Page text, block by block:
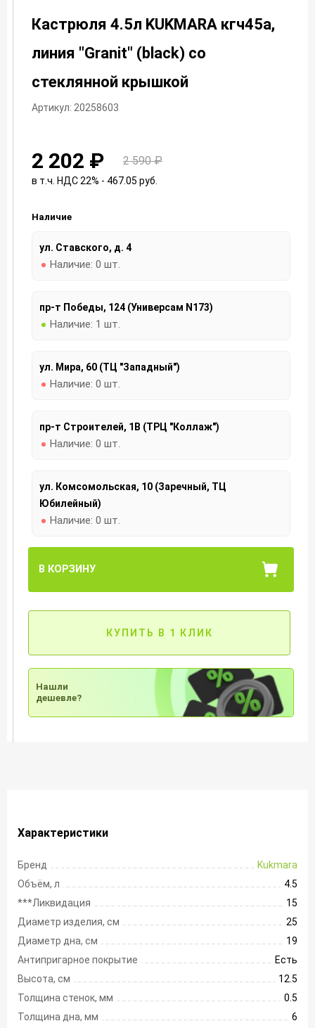
Кастрюля 4.5л KUKMARA кгч45а,
линия "Granit" (black) со
стеклянной крышкой
Артикул: 20258603
2 202 ₽ 2 590 ₽
в т.ч. НДС 22% - 467.05 руб.
Наличие
ул. Ставского, д. 4
Наличие: 0 шт.
пр-т Победы, 124 (Универсам N173)
Наличие: 1 шт.
ул. Мира, 60 (ТЦ "Западный")
Наличие: 0 шт.
пр-т Строителей, 1В (ТРЦ "Коллаж")
Наличие: 0 шт.
ул. Комсомольская, 10 (Заречный, ТЦ
Юбилейный)
Наличие: 0 шт.
В КОРЗИНУ
КУПИТЬ В 1 КЛИК
Нашли
дешевле?
Характеристики
Бренд
Kukmara
Объём, л
4.5
***Ликвидация
15
Диаметр изделия, см
25
Диаметр дна, см
19
Антипригарное покрытие
Есть
Высота, см
12.5
Толщина стенок, мм
0.5
Толщина дна, мм
6